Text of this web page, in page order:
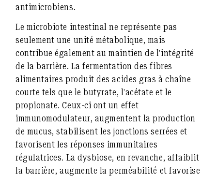
antimicrobiens.
Le microbiote intestinal ne représente pas
seulement une unité métabolique, mais
contribue également au maintien de l’intégrité
de la barrière. La fermentation des fibres
alimentaires produit des acides gras à chaîne
courte tels que le butyrate, l’acétate et le
propionate. Ceux-ci ont un effet
immunomodulateur, augmentent la production
de mucus, stabilisent les jonctions serrées et
favorisent les réponses immunitaires
régulatrices. La dysbiose, en revanche, affaiblit
la barrière, augmente la perméabilité et favorise